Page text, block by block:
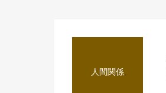
人間関係